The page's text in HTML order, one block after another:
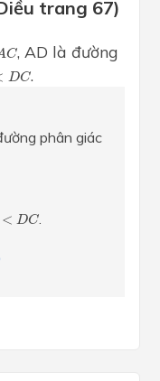
trang 67)
C
C
, AD là đường
DC
D C .
phân giác
< DC
C .